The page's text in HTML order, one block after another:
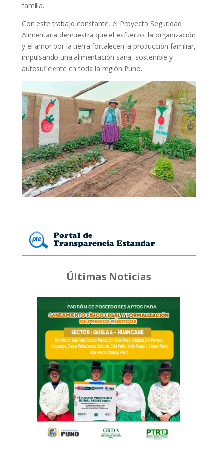
familia.
Con este trabajo constante, el Proyecto Seguridad
Alimentaria demuestra que el esfuerzo, la organización
y el amor por la tierra fortalecen la producción familiar,
impulsando una alimentación sana, sostenible y
autosuficiente en toda la región Puno.
Últimas Noticias